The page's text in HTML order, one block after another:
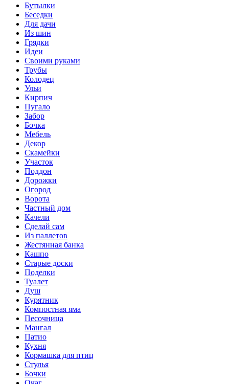
Бутылки
Беседки
Для дачи
Из шин
Грядки
Идеи
Своими руками
Трубы
Колодец
Ульи
Кирпич
Пугало
Забор
Бочка
Мебель
Декор
Скамейки
Участок
Поддон
Дорожки
Огород
Ворота
Частный дом
Качели
Сделай сам
Из паллетов
Жестянная банка
Кашпо
Старые доски
Поделки
Туалет
Душ
Курятник
Компостная яма
Песочница
Мангал
Патио
Кухня
Кормашка для птиц
Стулья
Бочки